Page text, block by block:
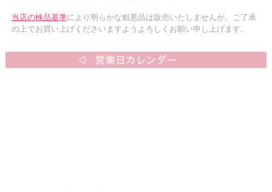
当店の検品基準により明らかな粗悪品は販売いたしませんが、ご了承
の上でお買い上げくださいますようよろしくお願い申し上げます。